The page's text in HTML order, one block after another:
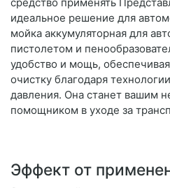
идеальное решение для
мойка аккумуляторная для
пистолетом и
удобство и мощь,
очистку благодаря
давления. Она станет вашим
помощником в уходе за
Эффект от